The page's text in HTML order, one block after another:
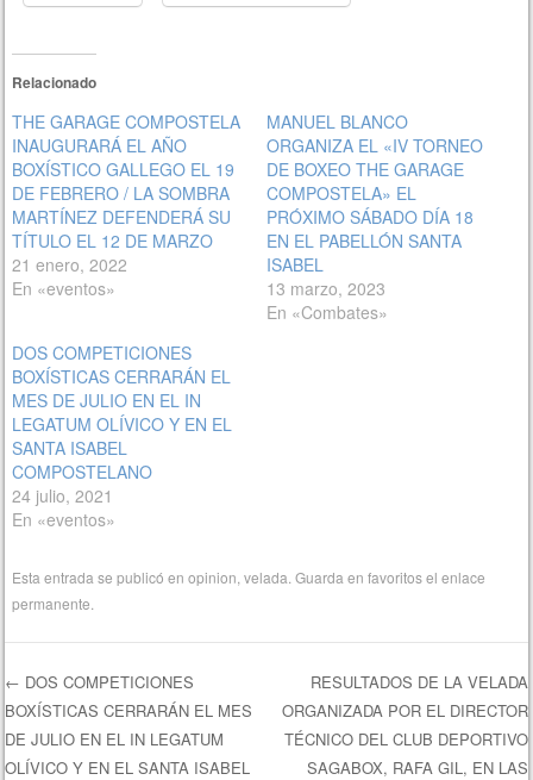
Relacionado
THE GARAGE COMPOSTELA
INAUGURARÁ EL AÑO
BOXÍSTICO GALLEGO EL 19
DE FEBRERO / LA SOMBRA
MARTÍNEZ DEFENDERÁ SU
TÍTULO EL 12 DE MARZO
21 enero, 2022
En «eventos»
MANUEL BLANCO
ORGANIZA EL «IV TORNEO
DE BOXEO THE GARAGE
COMPOSTELA» EL
PRÓXIMO SÁBADO DÍA 18
EN EL PABELLÓN SANTA
ISABEL
13 marzo, 2023
En «Combates»
DOS COMPETICIONES
BOXÍSTICAS CERRARÁN EL
MES DE JULIO EN EL IN
LEGATUM OLÍVICO Y EN EL
SANTA ISABEL
COMPOSTELANO
24 julio, 2021
En «eventos»
Esta entrada se publicó enopinion ,velada . Guarda en favoritos elenlace
permanente
Navegación de entradas
← DOS COMPETICIONES
BOXÍSTICAS CERRARÁN EL MES
DE JULIO EN EL IN LEGATUM
OLÍVICO Y EN EL SANTA ISABEL
RESULTADOS DE LA VELADA
ORGANIZADA POR EL DIRECTOR
TÉCNICO DEL CLUB DEPORTIVO
SAGABOX, RAFA GIL, EN LAS